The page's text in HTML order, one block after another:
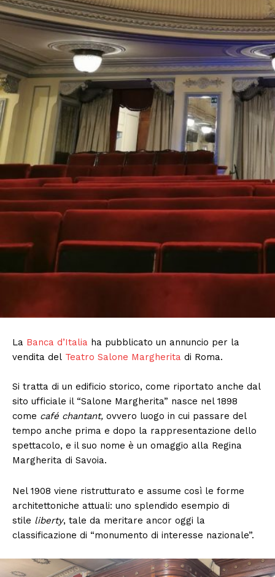
La Banca d’Italia ha pubblicato un annuncio per la
vendita del Teatro Salone Margherita di Roma.
Si tratta di un edificio storico, come riportato anche dal
sito ufficiale il “Salone Margherita” nasce nel 1898
come café chantant, ovvero luogo in cui passare del
tempo anche prima e dopo la rappresentazione dello
spettacolo, e il suo nome è un omaggio alla Regina
Margherita di Savoia.
Nel 1908 viene ristrutturato e assume così le forme
architettoniche attuali: uno splendido esempio di
stile liberty, tale da meritare ancor oggi la
classificazione di “monumento di interesse nazionale”.